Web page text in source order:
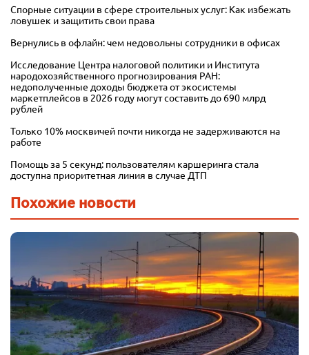
Спорные ситуации в сфере строительных услуг: Как избежать
ловушек и защитить свои права
Вернулись в офлайн: чем недовольны сотрудники в офисах
Исследование Центра налоговой политики и Института
народохозяйственного прогнозирования РАН:
недополученные доходы бюджета от экосистемы
маркетплейсов в 2026 году могут составить до 690 млрд
рублей
Только 10% москвичей почти никогда не задерживаются на
работе
Помощь за 5 секунд: пользователям каршеринга стала
доступна приоритетная линия в случае ДТП
Похожие новости